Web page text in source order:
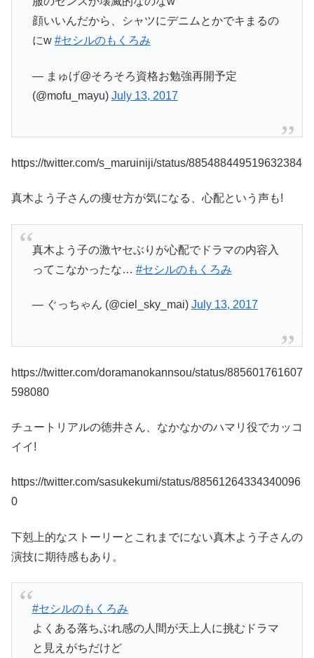
顔いいんだから、シャツにデニムとかでキまるの
にw #セシルのもくろみ
— まゅげ@そろそろ資格お勉強再開予定
(@mofu_mayu) July 13, 2017
https://twitter.com/s_maruiniji/status/885488449519632384
真木よう子さんの痩せ方が気になる、心配という声も!
真木よう子の激ヤセぶりが心配でドラマの内容入
ってこなかったな… #セシルのもくろみ
— ぐっちゃん (@ciel_sky_mai) July 13, 2017
https://twitter.com/doramanokannsou/status/885601761607
598080
チュートリアルの徳井さん、なかなかのハマリ役でカッコ
イイ!
https://twitter.com/sasukekumi/status/88561264334340096
0
下剋上的なストーリーとこれまでにない真木よう子さんの
演技に期待感もあり。
#セシルのもくろみ
よくある落ちぶれ感の人間が天上人に挑むドラマ
と見えがちだけど